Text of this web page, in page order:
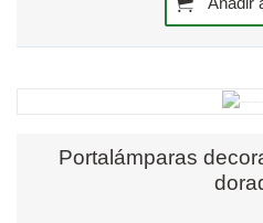
Portalámparas